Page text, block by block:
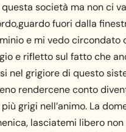
questa società ma non ci
fuori dalla
e mi vedo circondato
e rifletto sul fatto che
nel grigiore di questo
rendercene conto
grigi nell’animo. La
lasciatemi libero